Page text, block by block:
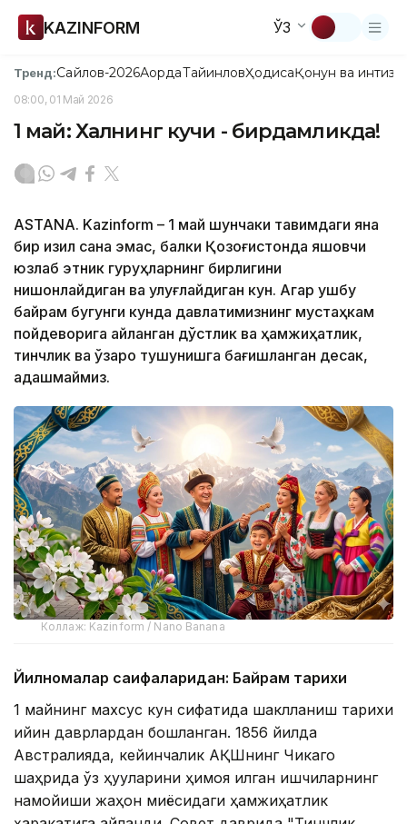
KAZINFORM ЎЗ
Тренд:Сайлов-2026АқордаТайинловҲодисаҚонун ва
08:00, 01 Май 2026
1 май: Халқнинг кучи - бирдамликда!
ASTANA. Kazinform – 1 май шунчаки тақвимдаги яна
бир қизил сана эмас, балки Қозоғистонда яшовчи
юзлаб этник гуруҳларнинг бирлигини
нишонлайдиган ва улуғлайдиган кун. Агар ушбу
байрам бугунги кунда давлатимизнинг мустаҳкам
пойдеворига айланган дўстлик ва ҳамжиҳатлик,
тинчлик ва ўзаро тушунишга бағишланган десак,
адашмаймиз.
Коллаж: Kazinform / Nano Banana
Йилномалар саҳифаларидан: Байрам тарихи
1 майнинг махсус кун сифатида шаклланиш тарихи
қийин даврлардан бошланган. 1856 йилда
Австралияда, кейинчалик АҚШнинг Чикаго
шаҳрида ўз ҳуқуқларини ҳимоя қилган ишчиларнинг
намойиши жаҳон миқёсидаги ҳамжиҳатлик